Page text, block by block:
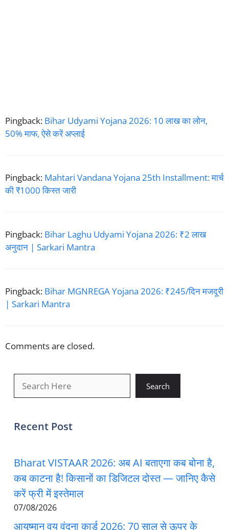
Pingback: Bihar Udyami Yojana 2026: 10 लाख का लोन,
50% माफ, ऐसे करें अप्लाई
Pingback: Mahtari Vandana Yojana 25th Installment: मार्च
की ₹1000 किस्त जारी
Pingback: Bihar Laghu Udyami Yojana 2026: ₹2 लाख
अनुदान | Sarkari Mantra
Pingback: Bihar MGNREGA Yojana 2026: ₹245/दिन मजदूरी
| Sarkari Mantra
Comments are closed.
Search
Recent Post
Bharat VISTAAR 2026: अब AI बताएगा कब बोना है,
कब काटना है! किसानों का डिजिटल दोस्त — जानिए कैसे
करें फ्री में इस्तेमाल
07/08/2026
आयुष्मान वय वंदना कार्ड 2026: 70 साल से ऊपर के